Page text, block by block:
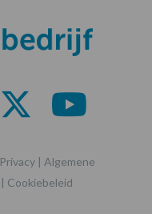
Privacy | Algemene
| Cookiebeleid